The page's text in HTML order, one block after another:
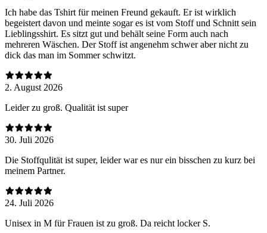
Ich habe das Tshirt für meinen Freund gekauft. Er ist wirklich
begeistert davon und meinte sogar es ist vom Stoff und Schnitt sein
Lieblingsshirt. Es sitzt gut und behält seine Form auch nach
mehreren Wäschen. Der Stoff ist angenehm schwer aber nicht zu
dick das man im Sommer schwitzt.
2. August 2026
Leider zu groß. Qualität ist super
30. Juli 2026
Die Stoffqulität ist super, leider war es nur ein bisschen zu kurz bei
meinem Partner.
24. Juli 2026
Unisex in M für Frauen ist zu groß. Da reicht locker S.